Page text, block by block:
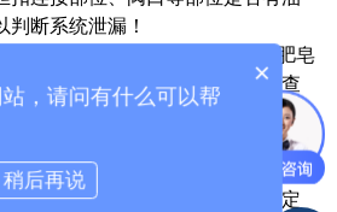
断系统泄漏！
注入工业氮气，配合压力表、肥皂
果24小时压力下降或者用肥皂水查
泄漏！网上有很多氮气打压查漏的
！
扇、箱体内循环风扇工作都正常、观
压缩机工作电流小于正常工作额定
×
，请问有什么可以帮
稍后再说